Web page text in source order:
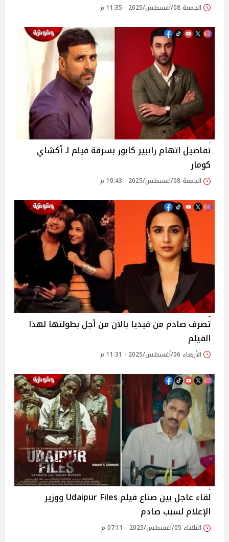
الجمعة 08/أغسطس/2025 - 11:35 م
تفاصيل اتهام رانبير كابور بسرقة فيلم لـ أكشاي
كومار
الجمعة 08/أغسطس/2025 - 10:43 م
تصرف صادم من فيديا بالان من أجل بطولتها لهذا
الفيلم
الأربعاء 06/أغسطس/2025 - 11:31 م
لقاء عاجل بين صناع فيلم Udaipur Files ووزير
الإعلام لسبب صادم
الثلاثاء 05/أغسطس/2025 - 07:11 م